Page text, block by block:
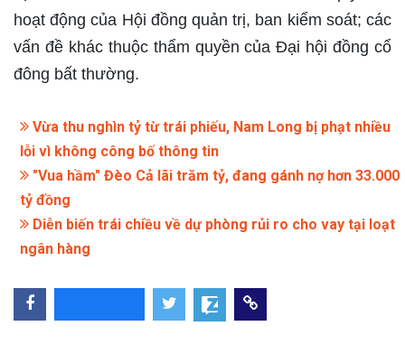
hoạt động của Hội đồng quản trị, ban kiểm soát; các
vấn đề khác thuộc thẩm quyền của Đại hội đồng cổ
đông bất thường.
Vừa thu nghìn tỷ từ trái phiếu, Nam Long bị phạt nhiều
lỗi vì không công bố thông tin
"Vua hầm" Đèo Cả lãi trăm tỷ, đang gánh nợ hơn 33.000
tỷ đồng
Diễn biến trái chiều về dự phòng rủi ro cho vay tại loạt
ngân hàng